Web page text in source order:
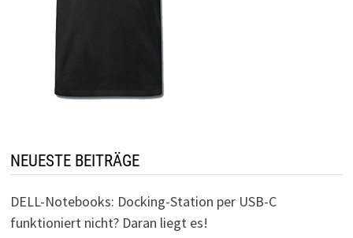
NEUESTE BEITRÄGE
DELL-Notebooks: Docking-Station per USB-C
funktioniert nicht? Daran liegt es!